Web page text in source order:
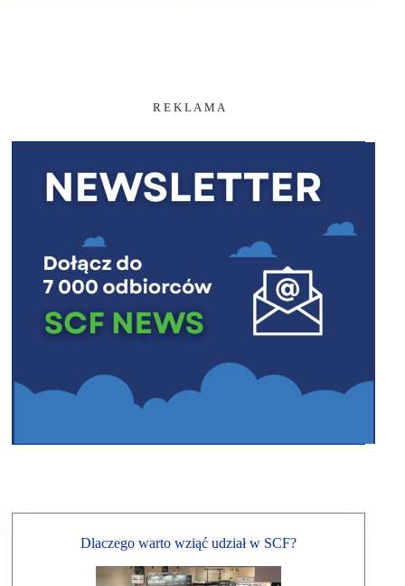
R E K L A M A
Dlaczego warto wziąć udział w SCF?